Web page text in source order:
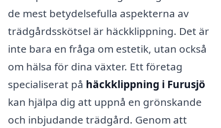
de mest betydelsefulla aspekterna av
trädgårdsskötsel är häckklippning. Det är
inte bara en fråga om estetik, utan också
om hälsa för dina växter. Ett företag
specialiserat på häckklippning i Furusjö
kan hjälpa dig att uppnå en grönskande
och inbjudande trädgård. Genom att